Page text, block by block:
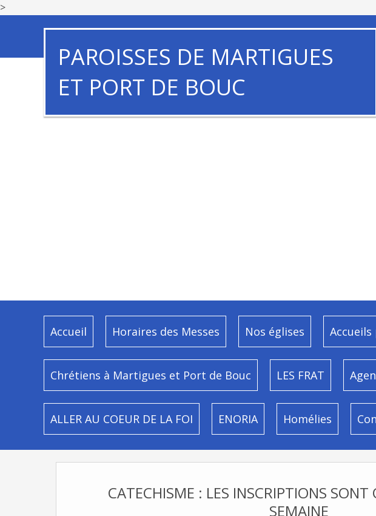
>
PAROISSES DE MARTIGUES
ET PORT DE BOUC
Accueil Horaires des Messes Nos églises
Chrétiens à Martigues et Port de Bouc LES FRAT
ALLER AU COEUR DE LA FOI ENORIA Homélies
CATECHISME : LES INSCRIPTIONS SONT
SEMAINE